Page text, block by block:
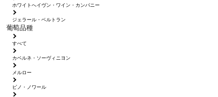
ホワイトへイヴン・ワイン・カンパニー
ジェラール・ベルトラン
葡萄品種
すべて
カベルネ・ソーヴィニヨン
メルロー
ピノ・ノワール